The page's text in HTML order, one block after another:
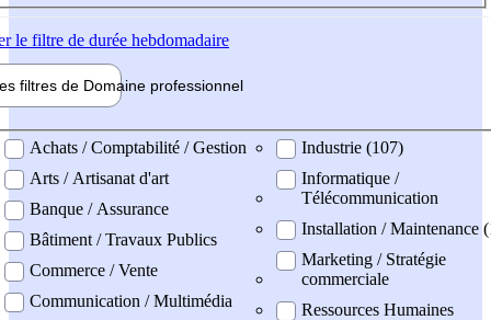
le filtre de durée hebdomadaire
filtres de Domaine professionnel
professionel
Achats / Comptabilité / Gestion
Arts / Artisanat d'art
Banque / Assurance
Bâtiment / Travaux Publics
Commerce / Vente
Communication / Multimédia
Industrie (107)
Informatique /
Télécommunication
Installation / Maintenance
Marketing / Stratégie
commerciale
Ressources Humaines